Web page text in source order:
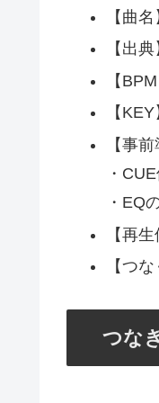
【曲
【出
【
【
【事
・
・EQ
【再
【つ
つな